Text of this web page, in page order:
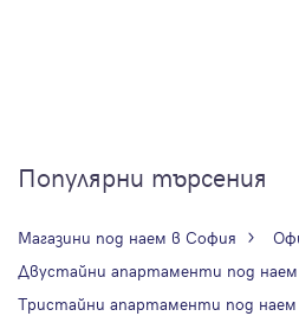
Популярни търсения
Магазини под наем в София
Двустайни апартаменти под
Тристайни апартаменти под